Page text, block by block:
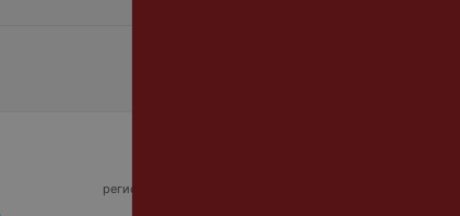
регистрирующий орган - Минский горисполком